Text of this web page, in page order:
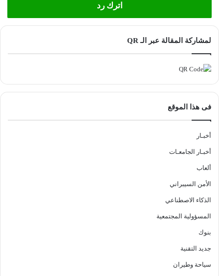
اترك رد
لمشاركة المقالة عبر الـ QR
فى هذا الموقع
أخبـار
أخبـار الجامعـات
ألعاب
الأمن السيبراني
الذكاء الاصطناعي
المسؤولية المجتمعية
بنوك
جديد التقنية
سياحة وطيران